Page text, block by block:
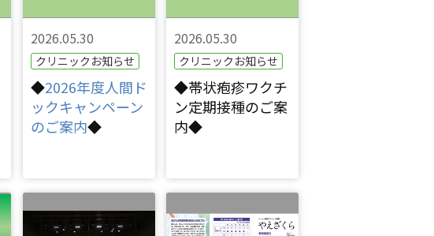
2026.05.30
クリニックお知らせ
◆2026年度人間ド
ックキャンペーン
のご案内◆
2026.05.30
クリニックお知らせ
◆帯状疱疹ワクチ
ン定期接種のご案
内◆